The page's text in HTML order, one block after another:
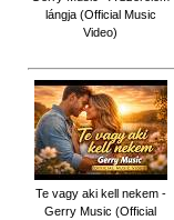
lángja (Official Music
Video)
Te vagy aki kell nekem -
Gerry Music (Official